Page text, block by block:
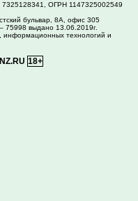
ОГРН 1147325002549
бульвар, 8А, офис 305
выдано 13.06.2019г.
информационных технологий и
18+